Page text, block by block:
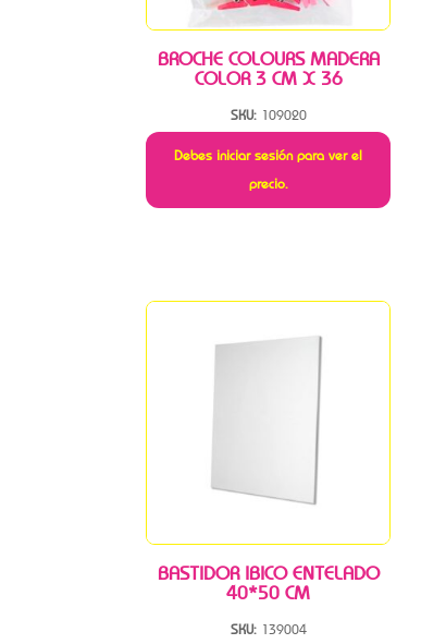
BROCHE COLOURS MADERA
COLOR 3 CM X 36
SKU: 109020
Debes iniciar sesión para ver el
precio.
BASTIDOR IBICO ENTELADO
40*50 CM
SKU: 139004